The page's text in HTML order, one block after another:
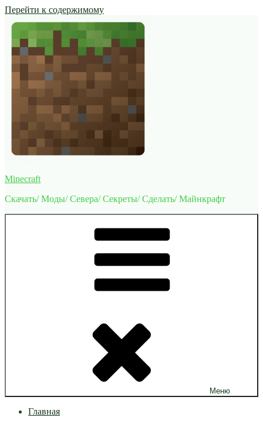
Перейти к содержимому
Minecraft
Скачать/ Моды/ Севера/ Секреты/ Сделать/ Майнкрафт
Меню
Главная